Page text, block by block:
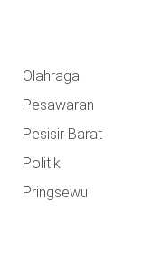
Olahraga
Pesawaran
Pesisir Barat
Politik
Pringsewu